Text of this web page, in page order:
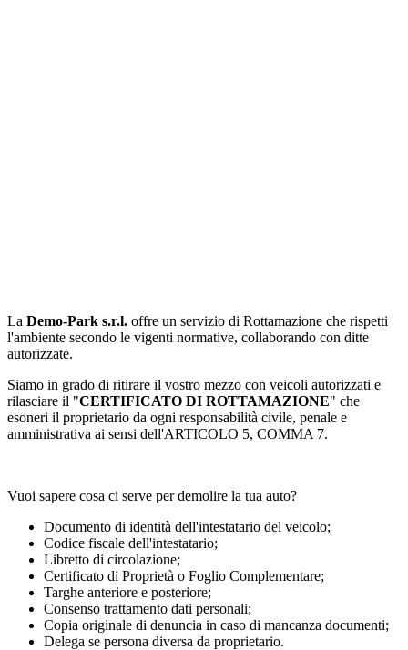
La Demo-Park s.r.l. offre un servizio di Rottamazione che rispetti
l'ambiente secondo le vigenti normative, collaborando con ditte
autorizzate.
Siamo in grado di ritirare il vostro mezzo con veicoli autorizzati e
rilasciare il "CERTIFICATO DI ROTTAMAZIONE" che
esoneri il proprietario da ogni responsabilità civile, penale e
amministrativa ai sensi dell'ARTICOLO 5, COMMA 7.
Vuoi sapere cosa ci serve per demolire la tua auto?
Documento di identità dell'intestatario del veicolo;
Codice fiscale dell'intestatario;
Libretto di circolazione;
Certificato di Proprietà o Foglio Complementare;
Targhe anteriore e posteriore;
Consenso trattamento dati personali;
Copia originale di denuncia in caso di mancanza documenti;
Delega se persona diversa da proprietario.